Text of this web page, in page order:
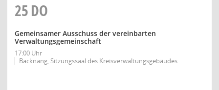
25DO
Gemeinsamer Ausschuss der vereinbarten
Verwaltungsgemeinschaft
17:00 Uhr
Backnang, Sitzungssaal des Kreisverwaltungsgebäudes